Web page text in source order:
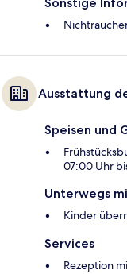
Ausstattung
Speisen und
07:00 Uhr
Unterwegs
Kinder
Services
Rezeption